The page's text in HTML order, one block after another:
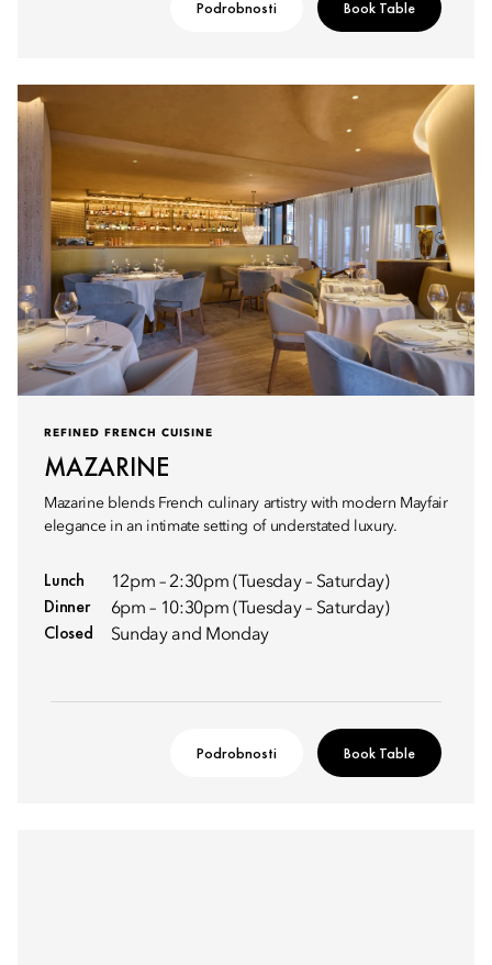
Podrobnosti Book Table
REFINED FRENCH CUISINE
MAZARINE
Mazarine blends French culinary artistry with modern Mayfair
elegance in an intimate setting of understated luxury.
Lunch 12pm – 2:30pm (Tuesday – Saturday)
Dinner 6pm – 10:30pm (Tuesday – Saturday)
Closed Sunday and Monday
Podrobnosti Book Table